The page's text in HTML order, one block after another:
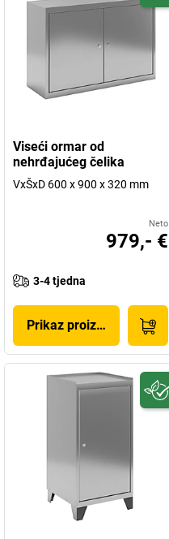
Viseći ormar od
nehrđajućeg čelika
VxŠxD 600 x 900 x 320 mm
Neto
979,- €
3-4 tjedna
Prikaz proizvoda